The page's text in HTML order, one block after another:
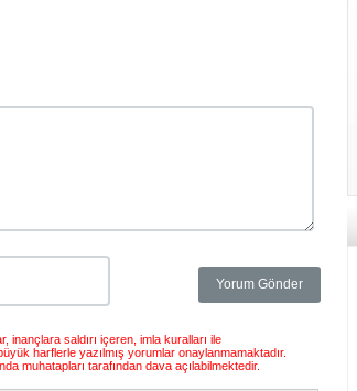
saldırı içeren, imla kuralları ile
harflerle yazılmış yorumlar onaylanmamaktadır.
muhatapları tarafından dava açılabilmektedir.